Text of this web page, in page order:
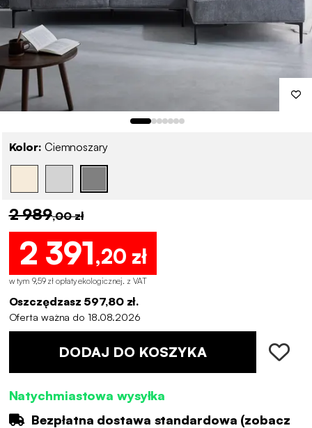
Kolor: Ciemnoszary
2 989,00 zł
2 391,20 zł
w tym 9,59 zł opłaty ekologicznej. z VAT
Oszczędzasz 597,80 zł.
Oferta ważna do 18.08.2026
DODAJ DO KOSZYKA
Natychmiastowa wysyłka
Bezpłatna dostawa standardowa (zobacz